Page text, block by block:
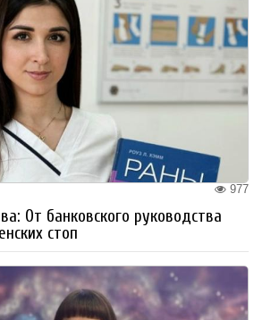
977
От банковского руководства
стоп